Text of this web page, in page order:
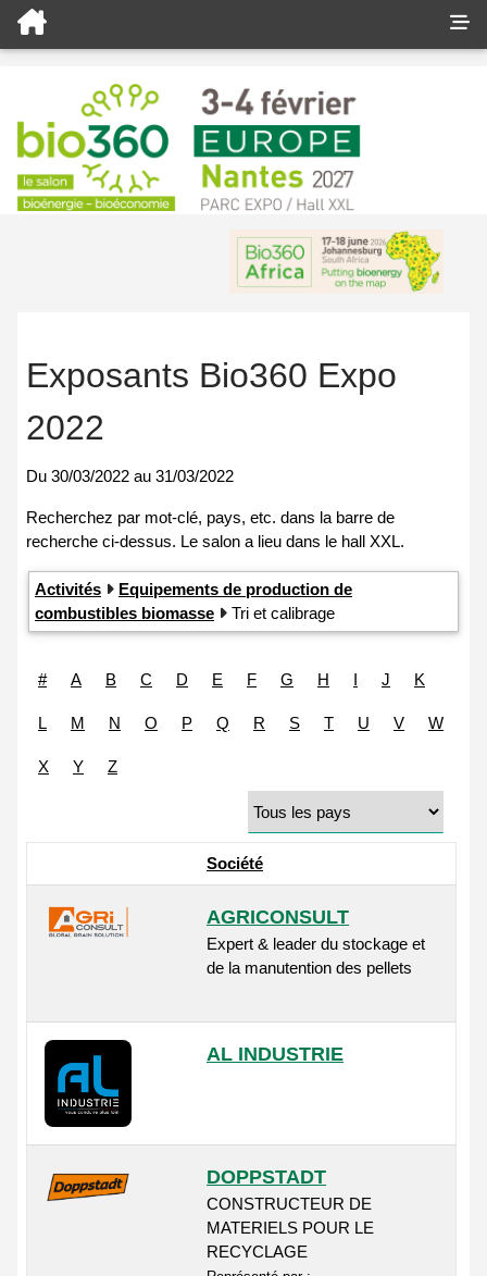
Exposants Bio360 Expo
2022
Du 30/03/2022 au 31/03/2022
Activités
Equipements de production de
combustibles biomasse
Tri et calibrage
# A B C D E F G H I J K
L M N O P Q R S T U V W
X Y Z
Société
AGRICONSULT
Expert & leader du stockage et
de la manutention des pellets
AL INDUSTRIE
DOPPSTADT
CONSTRUCTEUR DE
MATERIELS POUR LE
RECYCLAGE